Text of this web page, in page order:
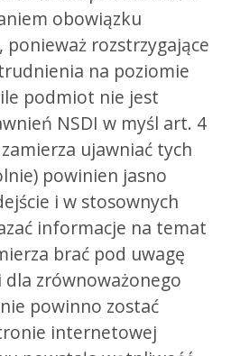
obowiązku
rozstrzygające
na poziomie
podmiot nie jest
NSDI w myśl art. 4
ujawniać tych
powinien jasno
i w stosownych
informacje na temat
brać pod uwagę
zrównoważonego
powinno zostać
internetowej